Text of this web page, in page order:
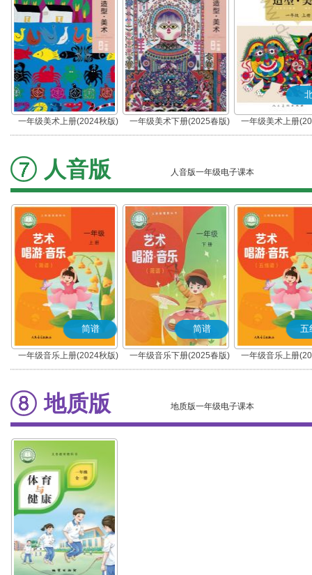
一年级美术上册(2024秋版) 一年级美术下册(2025春版)
一年级美术上册
(北京)
人音版 人音版一年级电子课本
简谱
一年级音乐上册(2024秋版)
(简谱)
简谱
一年级音乐下册(2025春版)
(简谱)
五
一年级音乐上册
(五线谱)
地质版 地质版一年级电子课本